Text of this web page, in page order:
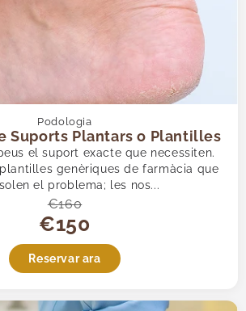
Podologia
Suports Plantars o Plantilles
el suport exacte que necessiten.
genèriques de farmàcia que
el problema; les nos...
€160
€150
Reservar ara